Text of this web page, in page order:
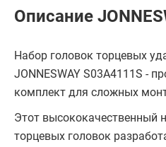
Описание
Набор головок торцевых
JONNESWAY S03A4111S -
комплект для сложных
Этот высококачественный
торцевых головок